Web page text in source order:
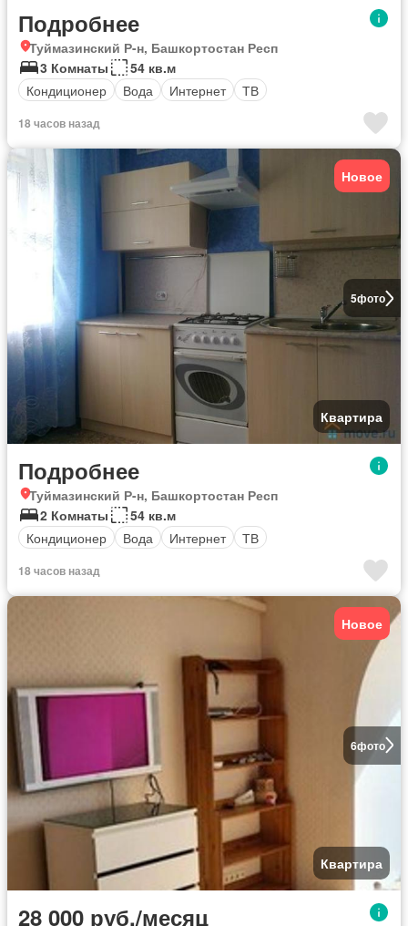
Подробнее
Туймазинский Р-н, Башкортостан Респ
3 Комнаты
54 кв.м
Кондиционер
Вода Интернет ТВ
18 часов назад
5фото
Новое
Квартира
Подробнее
Туймазинский Р-н, Башкортостан Респ
2 Комнаты
54 кв.м
Кондиционер
Вода Интернет ТВ
18 часов назад
6фото
Новое
Квартира
28 000 руб./месяц